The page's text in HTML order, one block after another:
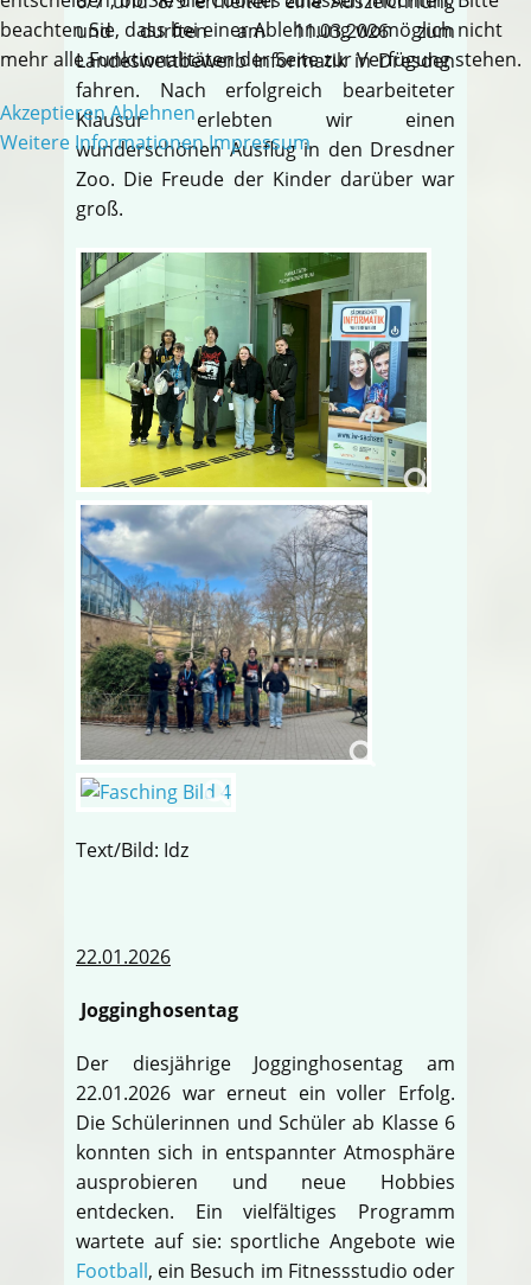
und durften am 11.03.2026 zum
Landeswettbewerb Informatik in Dresden
fahren. Nach erfolgreich bearbeiteter
Klausur erlebten wir einen
wunderschönen Ausflug in den Dresdner
Zoo. Die Freude der Kinder darüber war
groß.
Text/Bild: Idz
22.01.2026
Jogginghosentag
Der diesjährige Jogginghosentag am
22.01.2026 war erneut ein voller Erfolg.
Die Schülerinnen und Schüler ab Klasse 6
konnten sich in entspannter Atmosphäre
ausprobieren und neue Hobbies
entdecken. Ein vielfältiges Programm
wartete auf sie: sportliche Angebote wie
Football, ein Besuch im Fitnessstudio oder
beachten Sie, dass bei einer Ablehnung womöglich nicht
mehr alle Funktionalitäten der Seite zur Verfügung stehen.
AkzeptierenAblehnen
Weitere Informationen Impressum